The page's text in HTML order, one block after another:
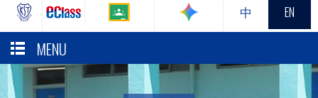
中 EN
MENU